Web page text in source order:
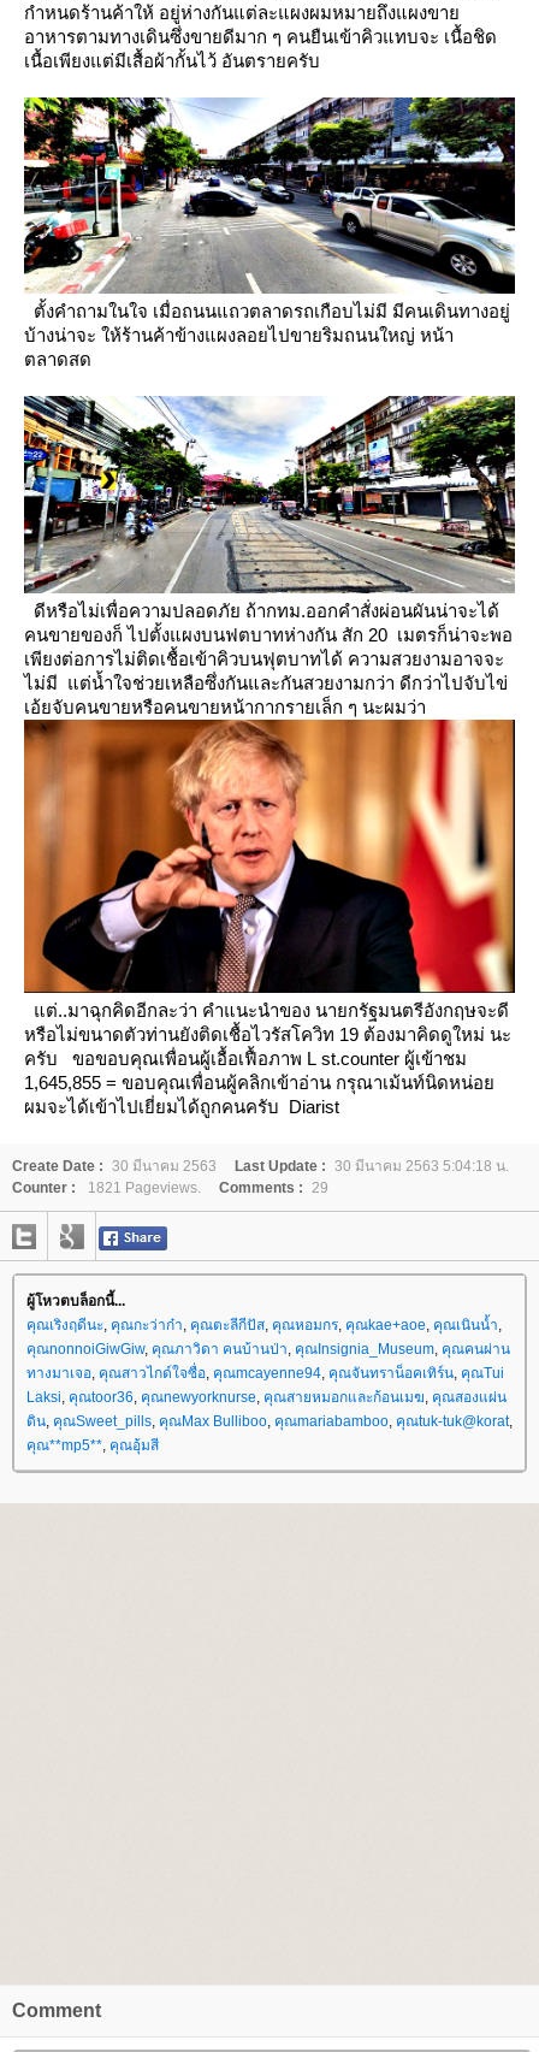
กำหนดร้านค้าให้ อยู่ห่างกันแต่ละแผงผมหมายถึงแผงขา
อาหารตามทางเดินซึ่งขายดีมาก ๆ คนยืนเข้าคิวแทบจะ เนื้อชิด
เนื้อเพียงแต่มีเสื้อผ้ากั้นไว้ อันตรายครับ
ตั้งคำถามในใจ เมื่อถนนแถวตลาดรถเกือบไม่มี มีคนเดินทางอยู่
บ้างน่าจะ ให้ร้านค้าข้างแผงลอยไปขายริมถนนใหญ่ หน้า
ตลาดสด
ดีหรือไม่เพื่อความปลอดภัย ถ้ากทม.ออกคำสั่งผ่อนผันน่าจะได้
คนขายของก็ ไปตั้งแผงบนฟตบาทห่างกัน สัก 20 เมตรก็น่าจะพอ
เพียงต่อการไม่ติดเชื้อเข้าคิวบนฟุตบาทได้ ความสวยงามอาจจะ
ไม่มี แต่น้ำใจช่วยเหลือซึ่งกันและกันสวยงามกว่า ดีกว่าไปจับไข่
เอ้ยจับคนขายหรือคนขายหน้ากากรายเล็ก ๆ นะผมว่า
ต่..มาฉุกคิดอีกละว่า คำแนะนำของ นายกรัฐมนตรีอังกฤษจะดี
หรือไม่ขนาดตัวท่านยังติดเชื้อไวรัสโควิท 19 ต้องมาคิดดูใหม่ นะ
ครับ
ขอขอบคุณเพื่อนผู้เอื้อเฟื้อภาพ L st.counter ผู้เข้าชม
1,645,855 = ขอบคุณเพื่อนผู้คลิกเข้าอ่าน กรุณาเม้นท์นิดหน่อ
ผมจะได้เข้าไปเยี่ยมได้ถูกคนครับ Diarist
Create Date : 30 มีนาคม 2563 Last Update : 30 มีนาคม 2563 5:04:18 น.
Counter :
1821 Pageviews. Comments : 29
ผู้โหวตบล็อกนี้...
คุณเริงฤดีนะ, คุณกะว่าก๋า, คุณตะลีกีปัส, คุณหอมกร, คุณkae+aoe, คุณเนินน้ำ,
คุณnonnoiGiwGiw, คุณภาวิดา คนบ้านป่า, คุณInsignia_Museum, คุณคนผ่าน
ทางมาเจอ, คุณสาวไกด์ใจซื่อ, คุณmcayenne94, คุณจันทราน็อคเทิร์น, คุณTui
Laksi, คุณtoor36, คุณnewyorknurse, คุณสายหมอกและก้อนเมฆ, คุณสองแผ่น
ดิน, คุณSweet_pills, คุณMax Bulliboo, คุณmariabamboo, คุณtuk-tuk@korat,
คุณ**mp5**, คุณอุ้มสี
Comment